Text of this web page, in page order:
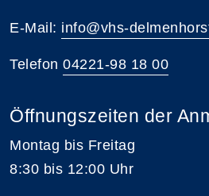
E-Mail: info@vhs-
Telefon 04221-98 18 00
Öffnungszeiten der
Montag bis Freitag
8:30 bis 12:00 Uhr